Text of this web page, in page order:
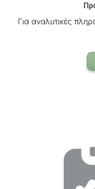
Για αναλυτικές